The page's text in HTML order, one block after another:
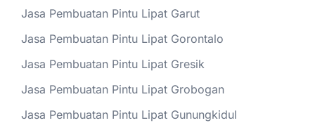
Jasa Pembuatan Pintu Lipat Garut
Jasa Pembuatan Pintu Lipat Gorontalo
Jasa Pembuatan Pintu Lipat Gresik
Jasa Pembuatan Pintu Lipat Grobogan
Jasa Pembuatan Pintu Lipat Gunungkidul